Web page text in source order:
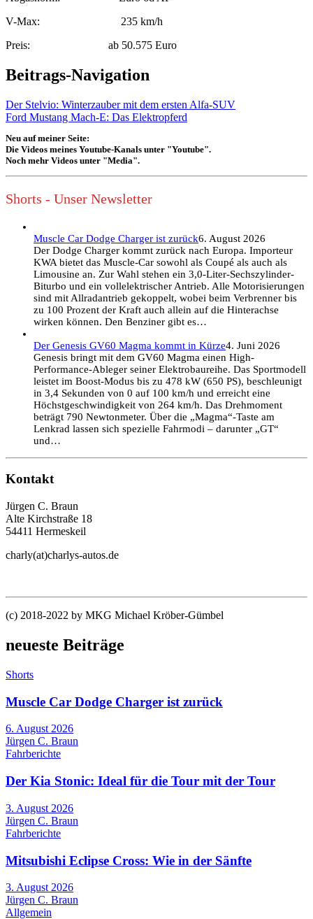
V-Max: 235 km/h
Preis: ab 50.575 Euro
Beitrags-Navigation
Der Stelvio: Winterzauber mit dem ersten Alfa-SUV
Ford Mustang Mach-E: Das Elektropferd
Neu auf meiner Seite:
Die Videos meines Youtube-Kanals unter "Youtube".
Noch mehr Videos unter "Media".
Shorts - Unser Newsletter
Muscle Car Dodge Charger ist zurück6. August 2026
Der Dodge Charger kommt zurück nach Europa. Importeur
KWA bietet das Muscle-Car sowohl als Coupé als auch als
Limousine an. Zur Wahl stehen ein 3,0-Liter-Sechszylinder-
Biturbo und ein vollelektrischer Antrieb. Alle Motorisierungen
sind mit Allradantrieb gekoppelt, wobei beim Verbrenner bis
zu 100 Prozent der Kraft auch allein auf die Hinterachse
wirken können. Den Benziner gibt es…
Der Genesis GV60 Magma kommt in Kürze4. Juni 2026
Genesis bringt mit dem GV60 Magma einen High-
Performance-Ableger seiner Elektrobaureihe. Das Sportmodell
leistet im Boost-Modus bis zu 478 kW (650 PS), beschleunigt
in 3,4 Sekunden von 0 auf 100 km/h und erreicht eine
Höchstgeschwindigkeit von 264 km/h. Das Drehmoment
beträgt 790 Newtonmeter. Über die „Magma“-Taste am
Lenkrad lassen sich spezielle Fahrmodi – darunter „GT“
und…
Kontakt
Jürgen C. Braun
Alte Kirchstraße 18
54411 Hermeskeil
charly(at)charlys-autos.de
(c) 2018-2022 by MKG Michael Kröber-Gümbel
neueste Beiträge
Shorts
Muscle Car Dodge Charger ist zurück
6. August 2026
Jürgen C. Braun
Fahrberichte
Der Kia Stonic: Ideal für die Tour mit der Tour
3. August 2026
Jürgen C. Braun
Fahrberichte
Mitsubishi Eclipse Cross: Wie in der Sänfte
3. August 2026
Jürgen C. Braun
Allgemein